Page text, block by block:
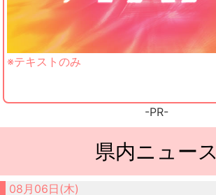
※テキストのみ
-PR-
県内ニュース
08月06日(木)